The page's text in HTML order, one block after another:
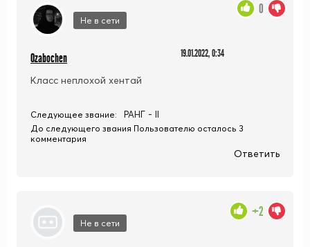
Не в сети
Ozabochen 19.01.2022, 0:34
Класс неплохой хентай
0
Следующее звание: РАНГ - II
До следующего звания Пользователю осталось 3
комментария
Ответить
Не в сети
+2